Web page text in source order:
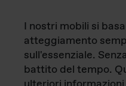
I nostri mobili si
atteggiamento
sull'essenziale.
battito del tempo.